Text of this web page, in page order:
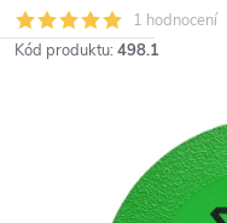
1 hodnocení
Kód produktu: 498.1